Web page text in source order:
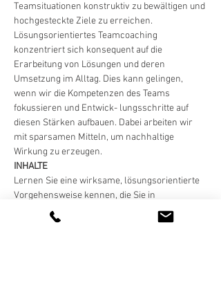
Teamsituationen konstruktiv zu bewältigen und
hochgesteckte Ziele zu erreichen.
Lösungsorientiertes Teamcoaching
konzentriert sich konsequent auf die
Erarbeitung von Lösungen und deren
Umsetzung im Alltag. Dies kann gelingen,
wenn wir die Kompetenzen des Teams
fokussieren und Entwick- lungsschritte auf
diesen Stärken aufbauen. Dabei arbeiten wir
mit sparsamen Mitteln, um nachhaltige
Wirkung zu erzeugen.
INHALTE
Lernen Sie eine wirksame, lösungsorientierte
Vorgehensweise kennen, die Sie in
verschiedenen Coaching-Situationen
einsetzen können (SolutionCircle).